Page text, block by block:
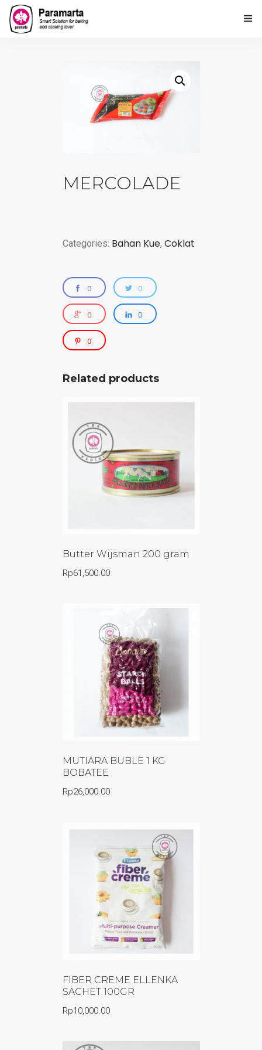
MERCOLADE
Categories: Bahan Kue, Coklat
0 0
0 0
0
Related products
Butter Wijsman 200 gram
Rp61,500.00
MUTIARA BUBLE 1 KG
BOBATEE
Rp26,000.00
FIBER CREME ELLENKA
SACHET 100GR
Rp10,000.00